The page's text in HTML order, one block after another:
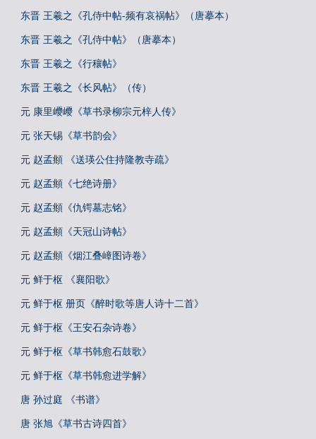
东晋 王羲之《孔侍中帖-频有哀祸帖》（唐摹本）
东晋 王羲之《孔侍中帖》（唐摹本）
东晋 王羲之《行穰帖》
东晋 王羲之《长风帖》（传）
元 康里巎巎《草书录柳宗元梓人传》
元 张天锡《草书韵会》
元 赵孟頫 《送瑛公住持隆教寺疏》
元 赵孟頫《七绝诗册》
元 赵孟頫《仇锷墓志铭》
元 赵孟頫《天冠山诗帖》
元 赵孟頫《烟江叠嶂图诗卷》
元 鲜于枢 《襄阳歌》
元 鲜于枢 册页《醉时歌等唐人诗十二首》
元 鲜于枢《王安石杂诗卷》
元 鲜于枢《草书韩愈石鼓歌》
元 鲜于枢《草书韩愈进学解》
唐 孙过庭 《书谱》
唐 张旭《草书古诗四首》